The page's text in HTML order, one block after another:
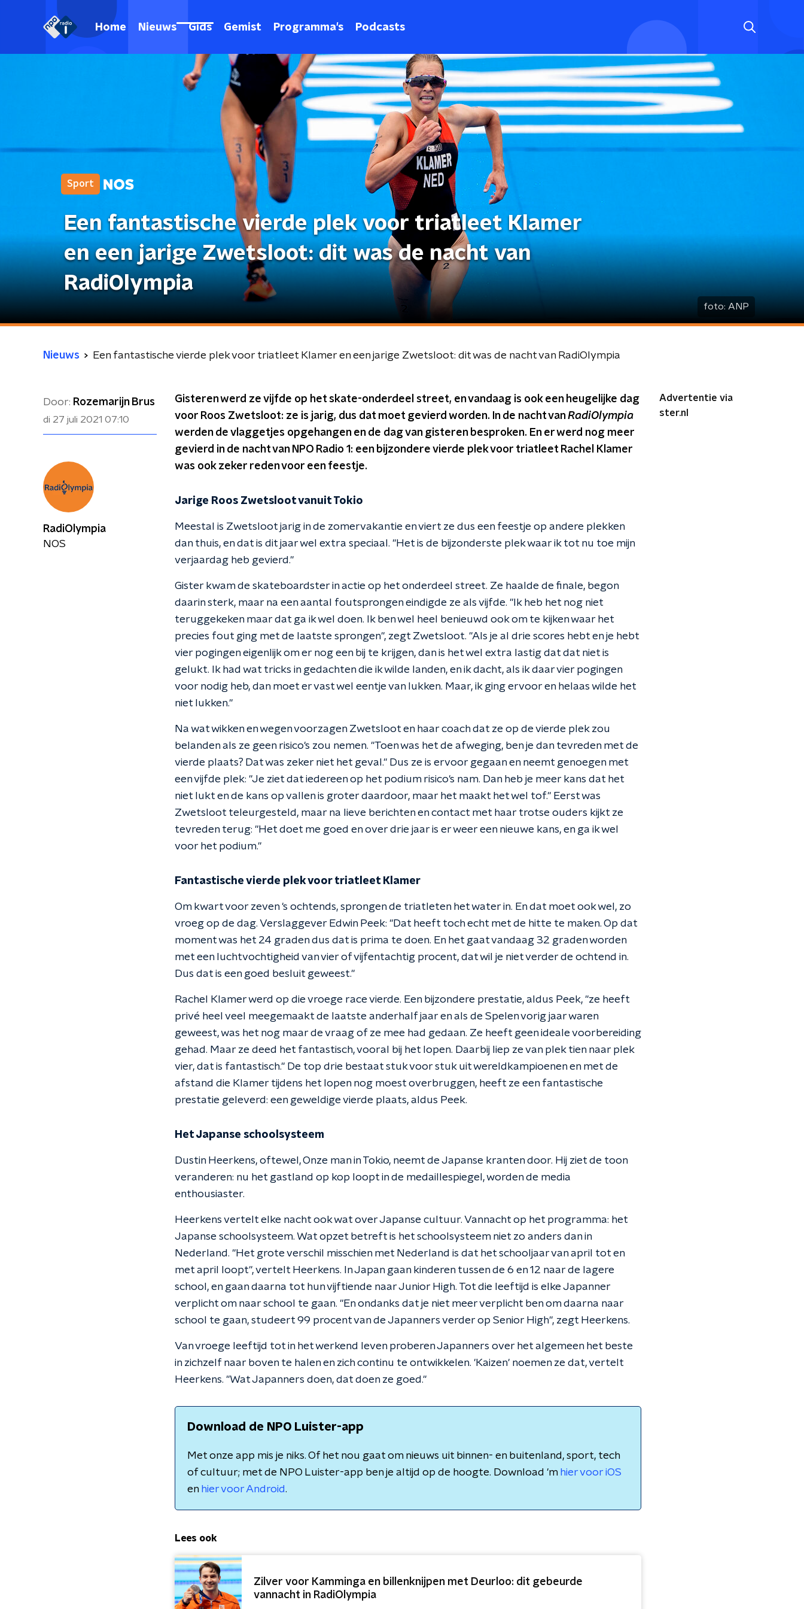
Home Nieuws Gids Gemist Programma's Podcasts
Sport
Een fantastische vierde plek voor triatleet Klamer
en een jarige Zwetsloot: dit was de nacht van
RadiOlympia
foto: ANP
Nieuws Een fantastische vierde plek voor triatleet Klamer en een jarige Zwetsloot: dit was de nacht van RadiOlympia
Door: Rozemarijn Brus
di 27 juli 2021 07:10
Gisteren werd ze vijfde op het skate-onderdeel street, en vandaag is ook een heugelijke dag
voor Roos Zwetsloot: ze is jarig, dus dat moet gevierd worden. In de nacht vanRadiOlympia
werden de vlaggetjes opgehangen en de dag van gisteren besproken. En er werd nog meer
gevierd in de nacht van NPO Radio 1: een bijzondere vierde plek voor triatleet Rachel Klamer
was ook zeker reden voor een feestje.
Jarige Roos Zwetsloot vanuit Tokio
Meestal is Zwetsloot jarig in de zomervakantie en viert ze dus een feestje op andere plekken
dan thuis, en dat is dit jaar wel extra speciaal. "Het is de bijzonderste plek waar ik tot nu toe mijn
verjaardag heb gevierd."
Gister kwam de skateboardster in actie op het onderdeel street. Ze haalde de finale, begon
daarin sterk, maar na een aantal foutsprongen eindigde ze als vijfde. "Ik heb het nog niet
teruggekeken maar dat ga ik wel doen. Ik ben wel heel benieuwd ook om te kijken waar het
precies fout ging met de laatste sprongen", zegt Zwetsloot. "Als je al drie scores hebt en je hebt
vier pogingen eigenlijk om er nog een bij te krijgen, dan is het wel extra lastig dat dat niet is
gelukt. Ik had wat tricks in gedachten die ik wilde landen, en ik dacht, als ik daar vier pogingen
voor nodig heb, dan moet er vast wel eentje van lukken. Maar, ik ging ervoor en helaas wilde het
niet lukken."
Na wat wikken en wegen voorzagen Zwetsloot en haar coach dat ze op de vierde plek zou
belanden als ze geen risico's zou nemen. "Toen was het de afweging, ben je dan tevreden met de
vierde plaats? Dat was zeker niet het geval." Dus ze is ervoor gegaan en neemt genoegen met
een vijfde plek: "Je ziet dat iedereen op het podium risico's nam. Dan heb je meer kans dat het
niet lukt en de kans op vallen is groter daardoor, maar het maakt het wel tof." Eerst was
Zwetsloot teleurgesteld, maar na lieve berichten en contact met haar trotse ouders kijkt ze
tevreden terug: "Het doet me goed en over drie jaar is er weer een nieuwe kans, en ga ik wel
voor het podium."
Fantastische vierde plek voor triatleet Klamer
Om kwart voor zeven 's ochtends, sprongen de triatleten het water in. En dat moet ook wel, zo
vroeg op de dag. Verslaggever Edwin Peek: "Dat heeft toch echt met de hitte te maken. Op dat
moment was het 24 graden dus dat is prima te doen. En het gaat vandaag 32 graden worden
met een luchtvochtigheid van vier of vijfentachtig procent, dat wil je niet verder de ochtend in.
Dus dat is een goed besluit geweest."
Rachel Klamer werd op die vroege race vierde. Een bijzondere prestatie, aldus Peek, "ze heeft
privé heel veel meegemaakt de laatste anderhalf jaar en als de Spelen vorig jaar waren
geweest, was het nog maar de vraag of ze mee had gedaan. Ze heeft geen ideale voorbereiding
gehad. Maar ze deed het fantastisch, vooral bij het lopen. Daarbij liep ze van plek tien naar plek
vier, dat is fantastisch." De top drie bestaat stuk voor stuk uit wereldkampioenen en met de
afstand die Klamer tijdens het lopen nog moest overbruggen, heeft ze een fantastische
prestatie geleverd: een geweldige vierde plaats, aldus Peek.
Het Japanse schoolsysteem
Dustin Heerkens, oftewel, Onze man in Tokio, neemt de Japanse kranten door. Hij ziet de toon
veranderen: nu het gastland op kop loopt in de medaillespiegel, worden de media
enthousiaster.
Heerkens vertelt elke nacht ook wat over Japanse cultuur. Vannacht op het programma: het
Japanse schoolsysteem. Wat opzet betreft is het schoolsysteem niet zo anders dan in
Nederland. "Het grote verschil misschien met Nederland is dat het schooljaar van april tot en
met april loopt", vertelt Heerkens. In Japan gaan kinderen tussen de 6 en 12 naar de lagere
school, en gaan daarna tot hun vijftiende naar Junior High. Tot die leeftijd is elke Japanner
verplicht om naar school te gaan. "En ondanks dat je niet meer verplicht ben om daarna naar
school te gaan, studeert 99 procent van de Japanners verder op Senior High", zegt Heerkens.
Van vroege leeftijd tot in het werkend leven proberen Japanners over het algemeen het beste
in zichzelf naar boven te halen en zich continu te ontwikkelen. 'Kaizen' noemen ze dat, vertelt
Heerkens. "Wat Japanners doen, dat doen ze goed."
Download de NPO Luister-app
Met onze app mis je niks. Of het nou gaat om nieuws uit binnen- en buitenland, sport, tech
of cultuur; met de NPO Luister-app ben je altijd op de hoogte. Download 'm hier voor iOS
en hier voor Android.
Lees ook
Zilver voor Kamminga en billenknijpen met Deurloo: dit gebeurde
vannacht in RadiOlympia
Advertentie via
ster.nl
RadiOlympia
NOS